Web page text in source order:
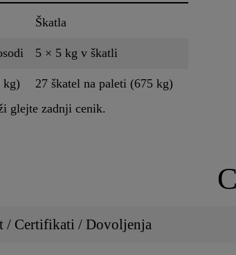
Škatla
5 × 5 kg v škatli
kg)
27 škatel na paleti (675 kg)
glejte zadnji cenik.
/ Certifikati / Dovoljenja